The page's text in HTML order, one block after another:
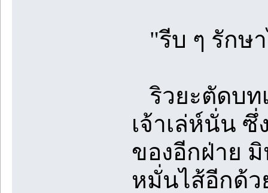
"รีบ ๆ รักษ
ริวยะตัดบท
เจ้าเล่ห์นั่น
ของอีกฝ่าย
หมั่นไส้อีกด้ว